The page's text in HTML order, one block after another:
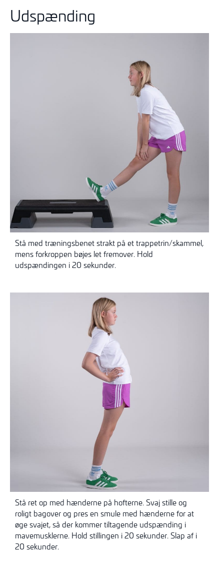
Udspænding
Stå med træningsbenet strakt på et trappetrin/skammel,
mens forkroppen bøjes let fremover. Hold
udspændingen i 20 sekunder.
Stå ret op med hænderne på hofterne. Svaj stille og
roligt bagover og pres en smule med hænderne for at
øge svajet, så der kommer tiltagende udspænding i
mavemusklerne. Hold stillingen i 20 sekunder. Slap af i
20 sekunder.